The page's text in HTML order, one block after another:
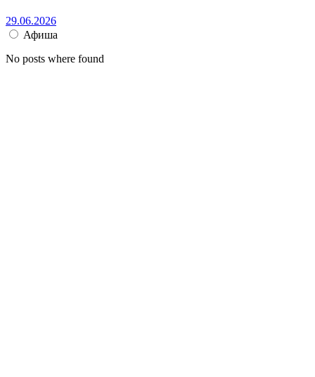
29.06.2026
Афиша
No posts where found